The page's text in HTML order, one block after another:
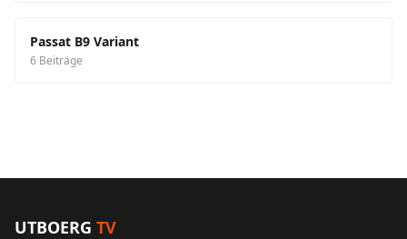
Passat B9 Variant
6 Beiträge
UTBOERG TV